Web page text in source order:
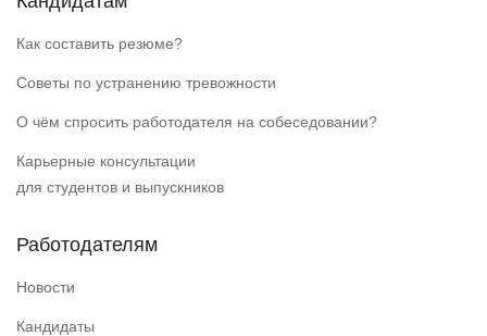
Как составить резюме?
Советы по устранению тревожности
О чём спросить работодателя на собеседовании?
Карьерные консультации
для студентов и выпускников
Работодателям
Новости
Кандидаты